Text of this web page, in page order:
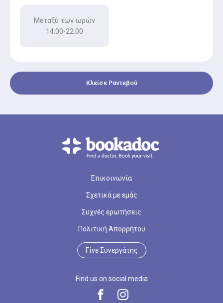
Μεταξύ των ωρών
14:00-22:00
Κλείσε Ραντεβού
Επικοινωνία
Σχετικά με εμάς
Συχνές ερωτήσεις
Πολιτική Απορρήτου
Γίνε Συνεργάτης
Find us on social media